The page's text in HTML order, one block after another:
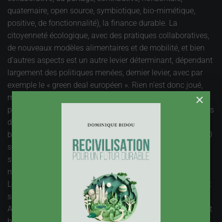
quaternaire, open source, symbiotique, bio-mimétique,
positive, de fonctionnalité), la finance durable. La
citoyenneté écologique, avec des pratiques collaboratives,
de nouveaux modèles alimentaires et de mobilité, et bien
d’autres aspects est un autre levier déterminant, dépendant
largement des politiques menées, dernier levier, avec par
exemple le « green deal européen ». Rien n’est donc joué,
mais les changements multiples qui émailleront la
prochaine décennie doivent être mis à profit pour relever les
défis bien identifiés aujourd’hui, comme le climat et la
biodiversité, ou encore les inégalités sociales. L’étape 2030
sera décisive, ce qui conduit à définir un « agenda 2030 »
sur la route de 2050 où nous aurons dû atteindre la
neutralité carbone.
Le rôle des territoires dans cette Grande transformation est
souligné, avec de nombreux exemples, de la nouvelle
Aquitaine à la Seine et Marne, en passant par Dunkerque et
×